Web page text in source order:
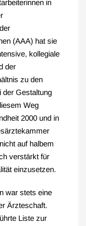
in
(AAA) hat sie
kollegiale
der
zu den
der Gestaltung
Weg
2000 und in
auf halbem
verstärkt für
einzusetzen.
war stets eine
Ärzteschaft.
Liste zur